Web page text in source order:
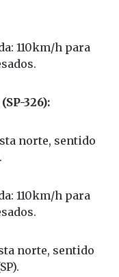
110km/h para
326):
norte, sentido
110km/h para
norte, sentido